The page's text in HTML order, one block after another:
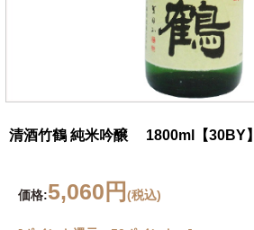
清酒竹鶴 純米吟醸 1800ml【30BY】
価格:5,060円 (税込)